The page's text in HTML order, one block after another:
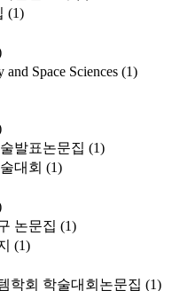
(1)
Space Sciences (1)
발표논문집 (1)
대회 (1)
논문집 (1)
(1)
학회 학술대회논문집 (1)